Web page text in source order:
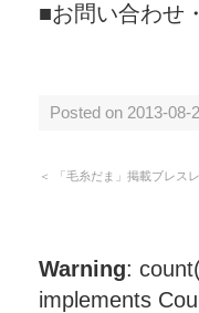
■お問い合わせ
Posted on 2013-08-
＜ 「毛糸だま」掲載ブレス
Warning:
implements